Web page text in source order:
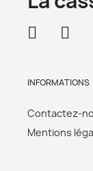
INFORMATIONS
Contactez-
Mentions